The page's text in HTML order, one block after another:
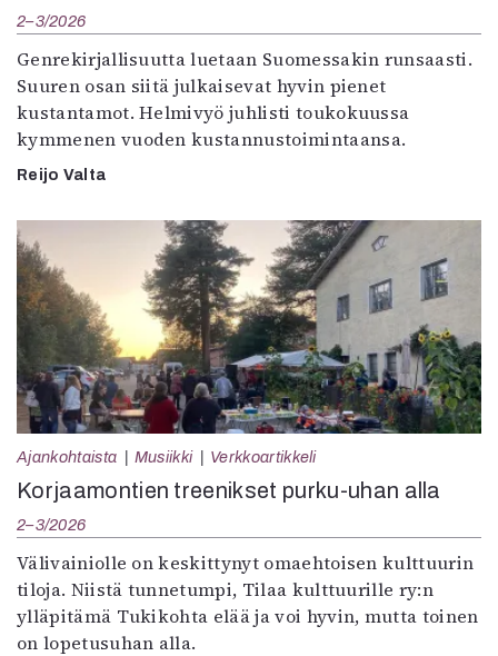
2–3/2026
Genrekirjallisuutta luetaan Suomessakin runsaasti.
Suuren osan siitä julkaisevat hyvin pienet
kustantamot. Helmivyö juhlisti toukokuussa
kymmenen vuoden kustannustoimintaansa.
Reijo Valta
Ajankohtaista Musiikki Verkkoartikkeli
Korjaamontien treenikset purku-uhan alla
2–3/2026
Välivainiolle on keskittynyt omaehtoisen kulttuurin
tiloja. Niistä tunnetumpi, Tilaa kulttuurille ry:n
ylläpitämä Tukikohta elää ja voi hyvin, mutta toinen
on lopetusuhan alla.